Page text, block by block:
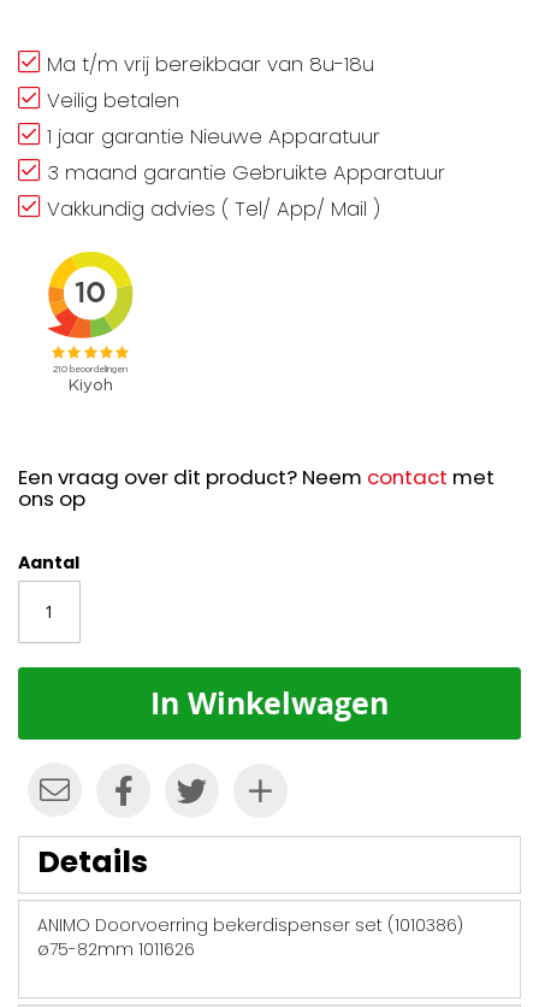
Ma t/m vrij bereikbaar van 8u-18u
Veilig betalen
1 jaar garantie Nieuwe Apparatuur
3 maand garantie Gebruikte Apparatuur
Vakkundig advies ( Tel/ App/ Mail )
Een vraag over dit product? Neem contact met
ons op
Aantal
In Winkelwagen
Details
ANIMO Doorvoerring bekerdispenser set (1010386)
ø75-82mm 1011626